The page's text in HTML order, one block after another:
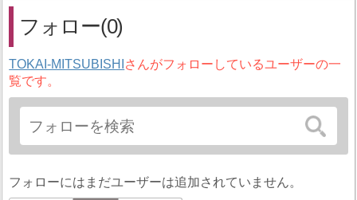
フォロー(0)
TOKAI-MITSUBISHI さんがフォローしているユーザーの一
覧です。
フォローにはまだユーザーは追加されていません。